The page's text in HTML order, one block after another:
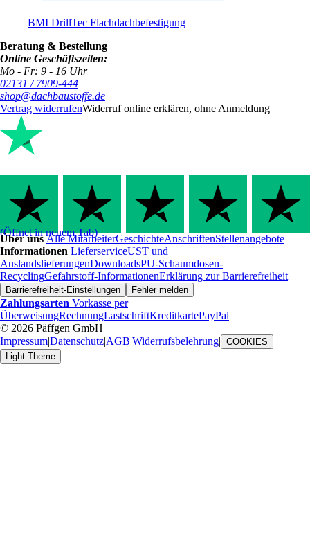
BMI DrillTec Flachdachbefestigung
Beratung & Bestellung
Online Geschäftszeiten:
Mo - Fr: 9 - 16 Uhr
02131 / 7909-444
shop@dachbaustoffe.de
Vertrag widerrufenWiderruf online erklären, ohne Anmeldung
(Öffnet in neuem Tab)
Über unsAlle MitarbeiterGeschichteAnschriftenStellenangebote
Informationen LieferserviceUST und
AuslandslieferungenDownloadsPU-Schaumdosen-
RecyclingGefahrstoff-InformationenErklärung zur Barrierefreiheit
Barrierefreiheit-Einstellungen Fehler melden
Zahlungsarten Vorkasse per
ÜberweisungRechnungLastschriftKreditkartePayPal
© 2026 Päffgen GmbH
Impressum|Datenschutz|AGB|Widerrufsbelehrung| COOKIES
Light Theme